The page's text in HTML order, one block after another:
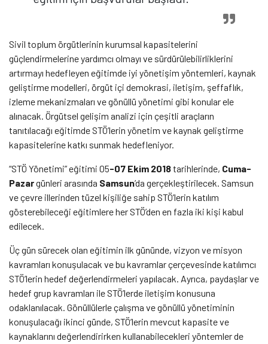
Sivil toplum örgütlerinin kurumsal kapasitelerini
güçlendirmelerine yardımcı olmayı ve sürdürülebilirliklerini
artırmayı hedefleyen eğitimde iyi yönetişim yöntemleri, kaynak
geliştirme modelleri, örgüt içi demokrasi, iletişim, şeffaflık,
izleme mekanizmaları ve gönüllü yönetimi gibi konular ele
alınacak. Örgütsel gelişim analizi için çeşitli araçların
tanıtılacağı eğitimde STÖ’lerin yönetim ve kaynak geliştirme
kapasitelerine katkı sunmak hedefleniyor.
“STÖ Yönetimi” eğitimi 05-07 Ekim 2018tarihlerinde, Cuma-
Pazargünleri arasında Samsun’da gerçekleştirilecek. Samsun
ve çevre illerinden tüzel kişiliğe sahip STÖ’lerin katılım
gösterebileceği eğitimlere her STÖ’den en fazla iki kişi kabul
edilecek.
Üç gün sürecek olan eğitimin ilk gününde, vizyon ve misyon
kavramları konuşulacak ve bu kavramlar çerçevesinde katılımcı
STÖ’lerin hedef değerlendirmeleri yapılacak. Ayrıca, paydaşlar ve
hedef grup kavramları ile STÖ’lerde iletişim konusuna
odaklanılacak. Gönüllülerle çalışma ve gönüllü yönetiminin
konuşulacağı ikinci günde, STÖ’lerin mevcut kapasite ve
kaynaklarını değerlendirirken kullanabilecekleri yöntemler de